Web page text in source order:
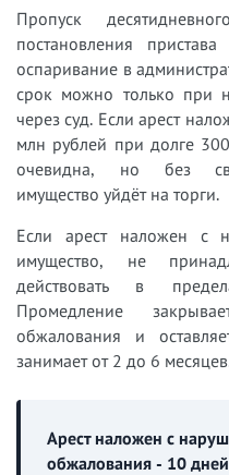
Пропуск
постановления
оспаривание в
срок можно только при
через суд. Если арест
млн рублей при долге
очевидна, но без
имущество уйдёт на торги.
Если арест наложен с
имущество, не
действовать в
Промедление
обжалования и
занимает от 2 до 6
Арест наложен с
обжалования - 10 дней